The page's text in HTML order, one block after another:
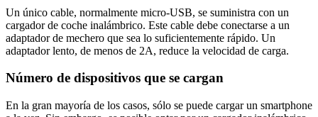
Un único cable, normalmente micro-USB, se suministra con un
cargador de coche inalámbrico. Este cable debe conectarse a un
adaptador de mechero que sea lo suficientemente rápido. Un
adaptador lento, de menos de 2A, reduce la velocidad de carga.
Número de dispositivos que se cargan
En la gran mayoría de los casos, sólo se puede cargar un smartphone